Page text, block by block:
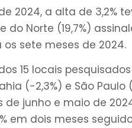
2024, a alta de 3,2%
do Norte (19,7%)
sete meses de 2024.
15 locais
(-2,3%) e São
junho e maio de
em dois meses